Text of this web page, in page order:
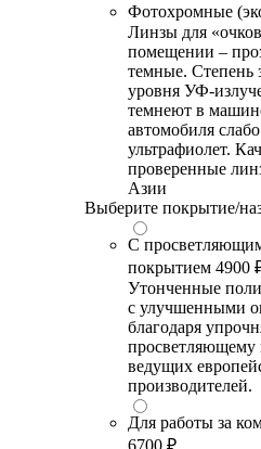
Фотохромные
Линзы для
помещении –
темные. Степень
уровня УФ-
темнеют в
автомобиля
ультрафиолет.
проверенные
Азии
Выберите покрытие/
С
покрытием 4900
Утонченные
с улучшенными
благодаря
ведущих
производителей.
Для работы за
6700 ₽